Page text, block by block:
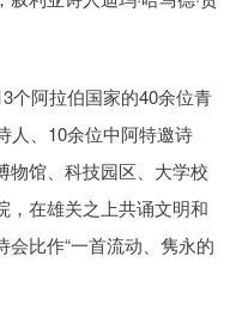
个阿拉伯国家的40余位青
人、10余位中阿特邀诗
物馆、科技园区、大学校
，在雄关之上共诵文明和
比作“一首流动、隽永的